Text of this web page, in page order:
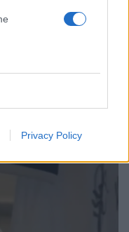
Privacy Policy
άρθρα